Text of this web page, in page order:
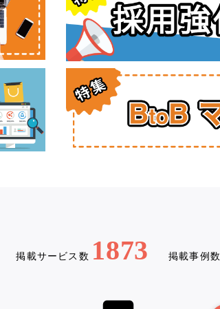
掲載サービス数 1873 掲載事例数